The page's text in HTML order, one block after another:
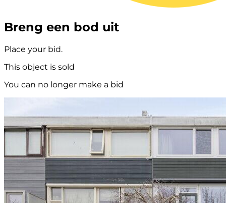
Breng een bod uit
Place your bid.
This object is sold
You can no longer make a bid